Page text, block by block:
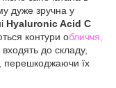
дуже зручна у
Hyaluronic Acid C
контури обличчя,
до складу,
перешкоджаючи їх